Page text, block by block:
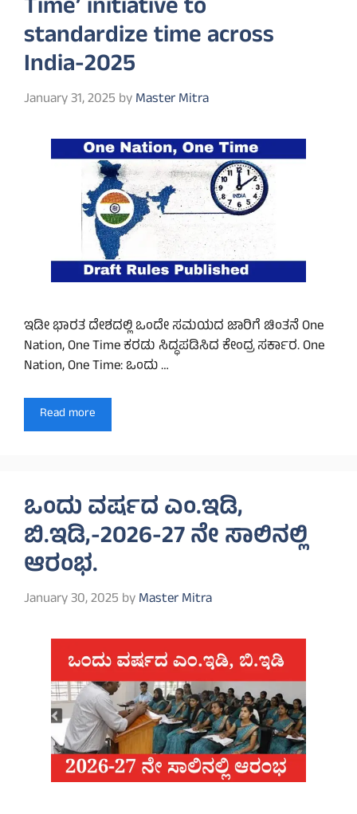
Time’ initiative to
standardize time across
India-2025
January 31, 2025 byMaster Mitra
ಇಡೀ ಭಾರತ ದೇಶದಲ್ಲಿ ಒಂದೇ ಸಮಯದ ಜಾರಿಗೆ ಚಿಂತನೆ One
Nation, One Time ಕರಡು ಸಿದ್ಧಪಡಿಸಿದ ಕೇಂದ್ರ ಸರ್ಕಾರ. One
Nation, One Time: ಒಂದು …
Read more
ಒಂದು ವರ್ಷದ ಎಂ.ಇಡಿ,
ಬಿ.ಇಡಿ,-2026-27 ನೇ ಸಾಲಿನಲ್ಲಿ
ಆರಂಭ.
January 30, 2025 byMaster Mitra